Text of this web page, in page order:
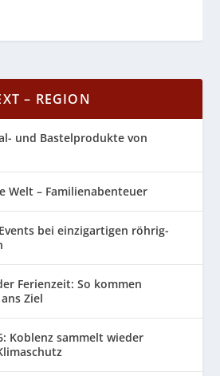
– REGION
und Bastelprodukte von
Welt – Familienabenteuer
bei einzigartigen röhrig-
Ferienzeit: So kommen
Ziel
Koblenz sammelt wieder